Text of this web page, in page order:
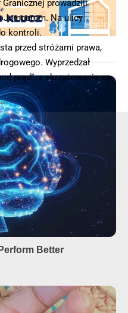
prowadzili
Na ulicy
kontroli.
przed stróżami prawa,
Wyprzedzał
prąd”, a skrzyżowania na
-